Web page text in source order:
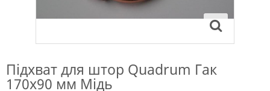
Підхват для штор Quadrum Гак
170х90 мм Мідь